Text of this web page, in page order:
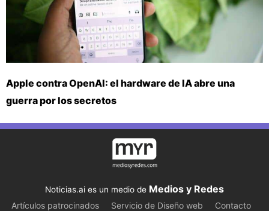
Apple contra OpenAI: el hardware de IA abre una
guerra por los secretos
Noticias.ai es un medio de Medios y Redes
Artículos patrocinados Servicio de Diseño web Contacto